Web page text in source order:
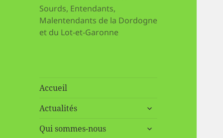
Sourds, Entendants,
Malentendants de la Dordogne
et du Lot-et-Garonne
Accueil
Actualités
ouvrir
sous-
Qui sommes-nous
ouvrir